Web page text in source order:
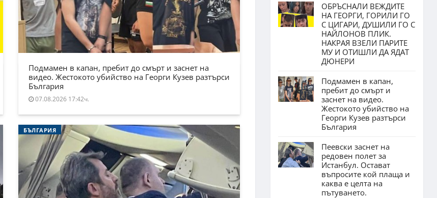
Подмамен в капан, пребит до смърт и заснет на
видео. Жестокото убийство на Георги Кузев разтърси
България
07.08.2026 17:42ч.
БЪЛГАРИЯ
ОБРЪСНАЛИ ВЕЖДИТЕ
НА ГЕОРГИ, ГОРИЛИ ГО
С ЦИГАРИ, ДУШИЛИ ГО С
НАЙЛОНОВ ПЛИК.
НАКРАЯ ВЗЕЛИ ПАРИТЕ
МУ И ОТИШЛИ ДА ЯДАТ
ДЮНЕРИ
Подмамен в капан,
пребит до смърт и
заснет на видео.
Жестокото убийство на
Георги Кузев разтърси
България
Пеевски заснет на
редовен полет за
Истанбул. Остават
въпросите кой плаща и
каква е целта на
пътуването.